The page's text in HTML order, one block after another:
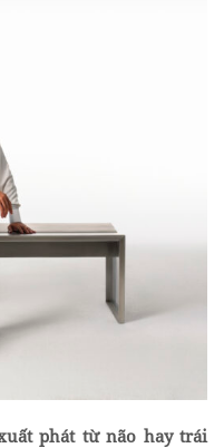
phát từ não hay trái